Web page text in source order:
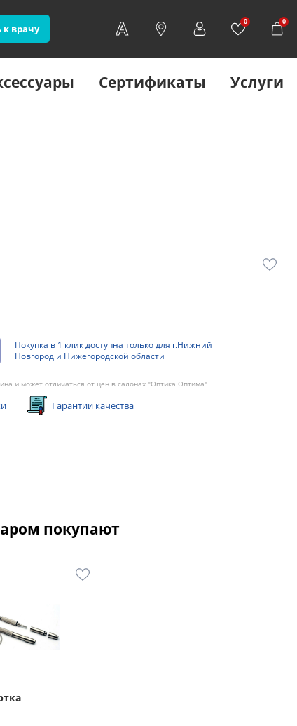
к врачу
0 0
Сертификаты Услуги
Покупка в 1 клик доступна только для г.Нижний
Новгород и Нижегородской области
и может отличаться от цен в салонах "Оптика Оптима"
Гарантии качества
покупают